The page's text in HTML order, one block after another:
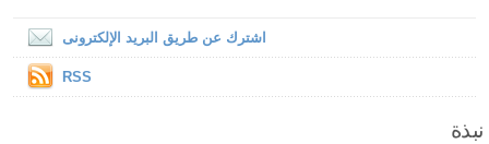
اشترك عن طريق البريد الإلكترونى
RSS
نبذة